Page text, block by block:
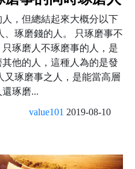
，但總結起來大概分以下
、琢磨錢的人。 只琢磨事不
琢磨人不琢磨事的人，是
他的人，這種人為的是發
又琢磨事之人，是能當高層
琢磨...
value101 2019-08-10